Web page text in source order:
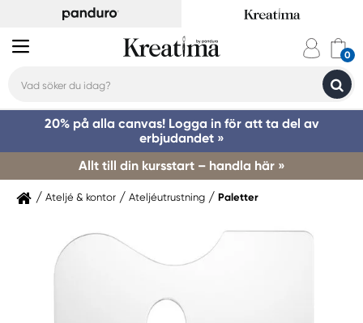
20% på alla canvas! Logga in för att ta del av
erbjudandet »
Allt till din kursstart – handla här »
Ateljé & kontor Ateljéutrustning Paletter